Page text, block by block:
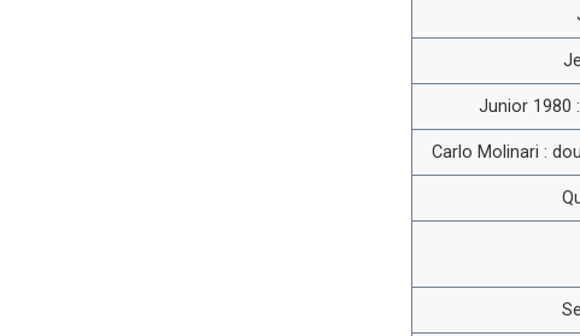
Junior 1980
Carlo Molinari :